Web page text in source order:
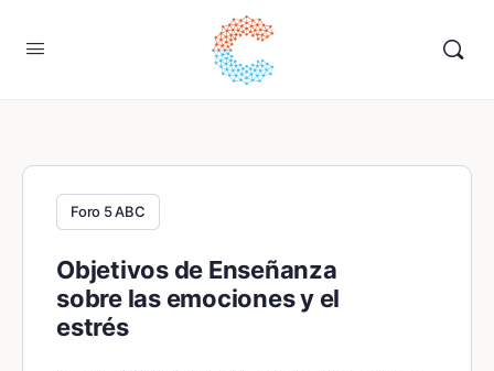
Foro 5 ABC
Objetivos de Enseñanza
sobre las emociones y el
estrés